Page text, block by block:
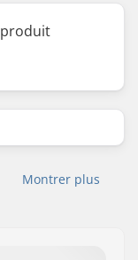
Montrer plus